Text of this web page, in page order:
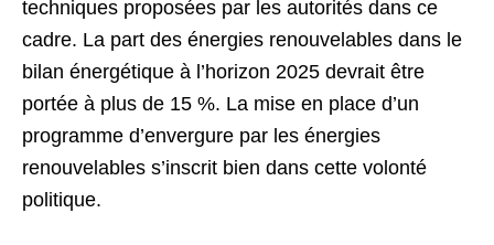
techniques proposées par les autorités dans ce
cadre. La part des énergies renouvelables dans le
bilan énergétique à l’horizon 2025 devrait être
portée à plus de 15 %. La mise en place d’un
programme d’envergure par les énergies
renouvelables s’inscrit bien dans cette volonté
politique.